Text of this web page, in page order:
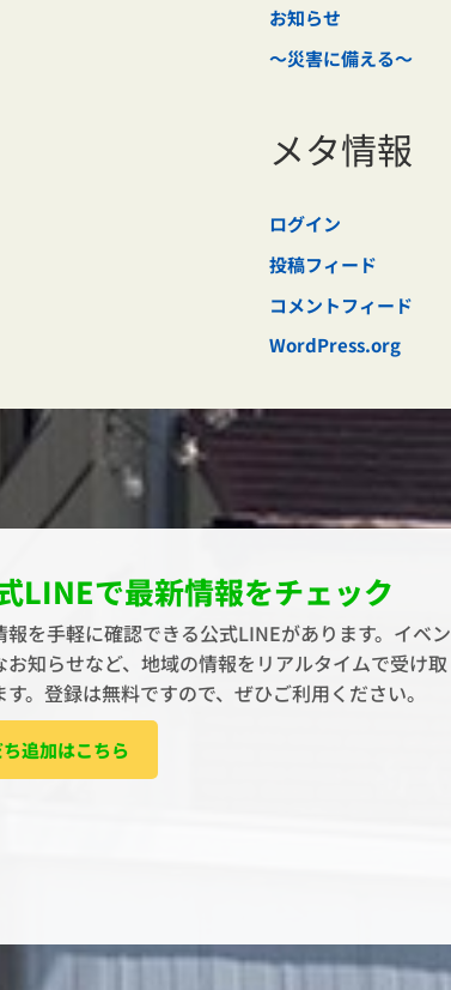
お知らせ
～災害に備える～
メタ情報
ログイン
投稿フィード
コメントフィード
WordPress.org
LINEで最新情報をチェック
報を手軽に確認できる公式LINEがあります。イベン
お知らせなど、地域の情報をリアルタイムで受け取
。登録は無料ですので、ぜひご利用ください。
追加はこちら